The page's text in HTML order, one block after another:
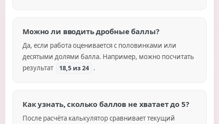
Можно ли вводить дробные баллы?
Да, если работа оценивается с половинками или
десятыми долями балла. Например, можно посчитать
результат
18,5 из 24 .
Как узнать, сколько баллов не хватает до 5?
После расчёта калькулятор сравнивает текущий